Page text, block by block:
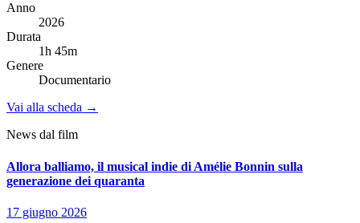
Anno
2026
Durata
1h 45m
Genere
Documentario
Vai alla scheda →
News dal film
Allora balliamo, il musical indie di Amélie Bonnin sulla
generazione dei quaranta
17 giugno 2026